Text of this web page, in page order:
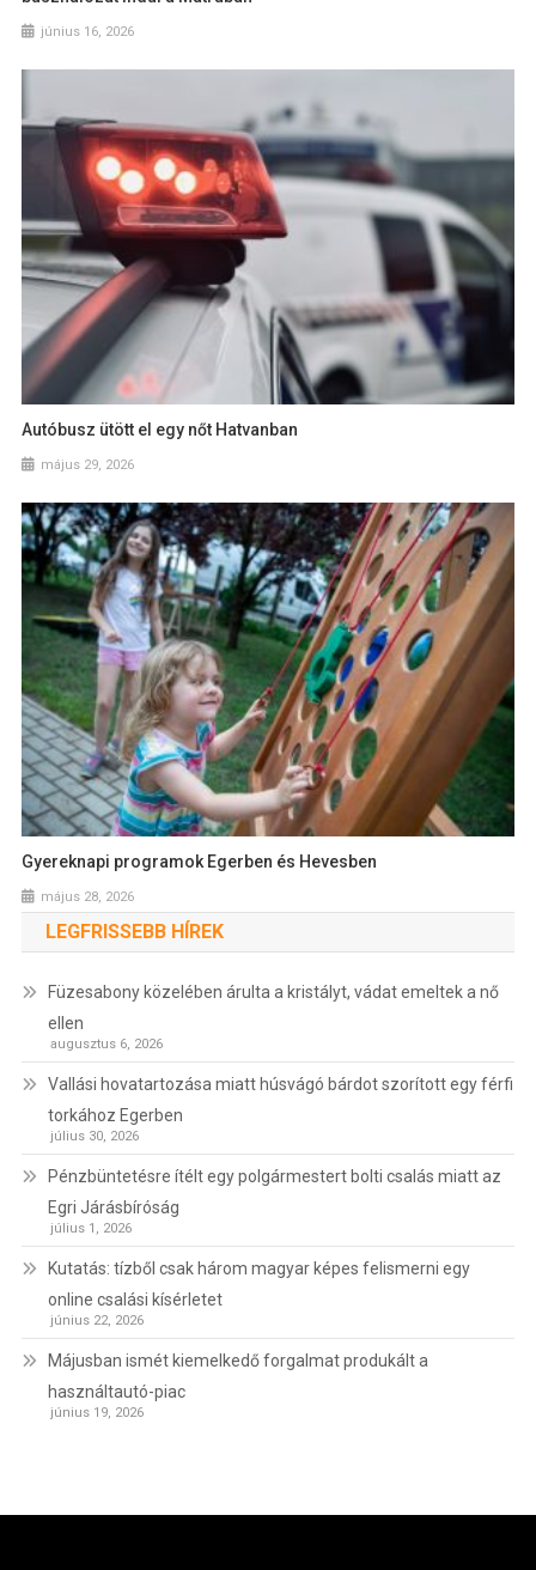
június 16, 2026
Autóbusz ütött el egy nőt Hatvanban
május 29, 2026
Gyereknapi programok Egerben és Hevesben
május 28, 2026
LEGFRISSEBB HÍREK
Füzesabony közelében árulta a kristályt, vádat emeltek a nő
ellen
augusztus 6, 2026
Vallási hovatartozása miatt húsvágó bárdot szorított egy férfi
torkához Egerben
július 30, 2026
Pénzbüntetésre ítélt egy polgármestert bolti csalás miatt az
Egri Járásbíróság
július 1, 2026
Kutatás: tízből csak három magyar képes felismerni egy
online csalási kísérletet
június 22, 2026
Májusban ismét kiemelkedő forgalmat produkált a
használtautó-piac
június 19, 2026